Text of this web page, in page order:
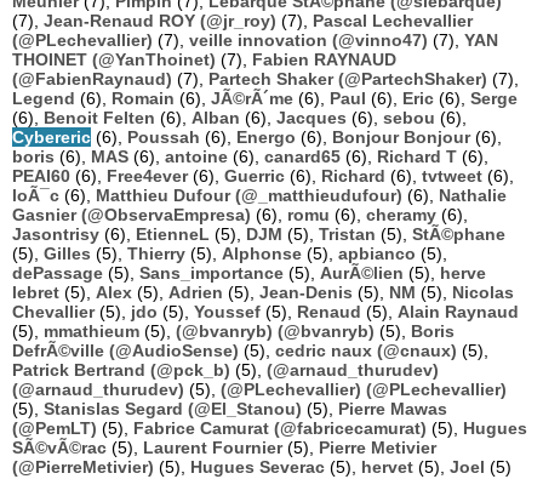
(7), Jean-Renaud ROY (@jr_roy) (7), Pascal Lechevallier
(@PLechevallier) (7), veille innovation (@vinno47) (7), YAN
THOINET (@YanThoinet) (7), Fabien RAYNAUD
(@FabienRaynaud) (7), Partech Shaker (@PartechShaker) (7),
Legend (6), Romain (6), JÃ©rÃ´me (6), Paul (6), Eric (6), Serge
(6), Benoit Felten (6), Alban (6), Jacques (6), sebou (6),
Cybereric (6), Poussah (6), Energo (6), Bonjour Bonjour(6),
boris (6), MAS (6), antoine (6), canard65 (6), Richard T (6),
PEAI60 (6), Free4ever(6), Guerric (6), Richard (6), tvtweet (6),
loÃ¯c (6), Matthieu Dufour (@_matthieudufour) (6), Nathalie
Gasnier (@ObservaEmpresa) (6), romu (6), cheramy (6),
Jasontrisy (6), EtienneL (5), DJM (5), Tristan (5), StÃ©phane
(5), Gilles (5), Thierry (5), Alphonse (5), apbianco (5),
dePassage (5), Sans_importance (5), AurÃ©lien (5), herve
lebret (5), Alex (5), Adrien (5), Jean-Denis (5), NM (5), Nicolas
Chevallier(5), jdo (5), Youssef (5), Renaud (5), Alain Raynaud
(5), mmathieum (5), (@bvanryb) (@bvanryb) (5), Boris
DefrÃ©ville (@AudioSense) (5), cedric naux (@cnaux) (5),
Patrick Bertrand (@pck_b) (5), (@arnaud_thurudev)
(@arnaud_thurudev) (5), (@PLechevallier) (@PLechevallier)
(5), Stanislas Segard (@El_Stanou) (5), Pierre Mawas
(@PemLT) (5), Fabrice Camurat (@fabricecamurat) (5), Hugues
SÃ©vÃ©rac (5), Laurent Fournier(5), Pierre Metivier
(@PierreMetivier) (5), Hugues Severac (5), hervet (5), Joel (5)